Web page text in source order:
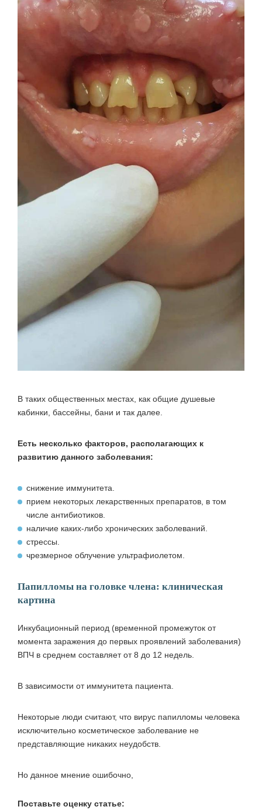
В таких общественных местах, как общие душевые
кабинки, бассейны, бани и так далее.
Есть несколько факторов, располагающих к
развитию данного заболевания:
снижение иммунитета.
прием некоторых лекарственных препаратов, в том
числе антибиотиков.
наличие каких-либо хронических заболеваний.
стрессы.
чрезмерное облучение ультрафиолетом.
Папилломы на головке члена: клиническая
картина
Инкубационный период (временной промежуток от
момента заражения до первых проявлений заболевания)
ВПЧ в среднем составляет от 8 до 12 недель.
В зависимости от иммунитета пациента.
Некоторые люди считают, что вирус папилломы человека
исключительно косметическое заболевание не
представляющие никаких неудобств.
Но данное мнение ошибочно,
Поставьте оценку статье: